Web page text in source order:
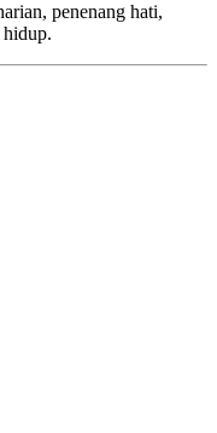
penenang hati,
hidup.